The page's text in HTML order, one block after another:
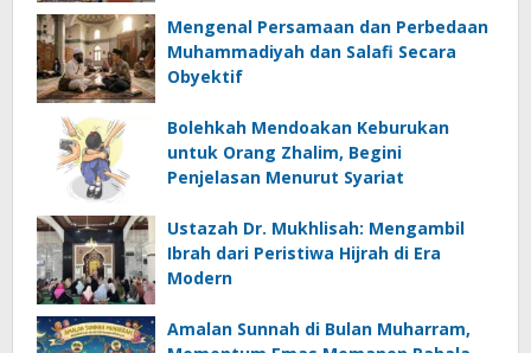
Mengenal Persamaan dan Perbedaan
Muhammadiyah dan Salafi Secara
Obyektif
Bolehkah Mendoakan Keburukan
untuk Orang Zhalim​, Begini
Penjelasan Menurut Syariat
Ustazah Dr. Mukhlisah: Mengambil
Ibrah dari Peristiwa Hijrah di Era
Modern
Amalan Sunnah di Bulan Muharram,